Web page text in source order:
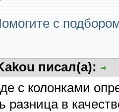
с
писал(а):
с колонками
разница в